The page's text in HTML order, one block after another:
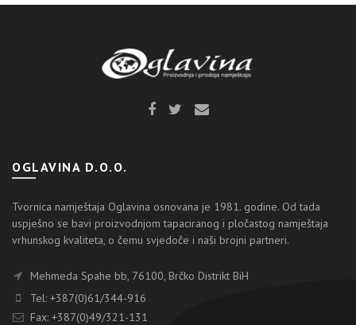
OGLAVINA D.O.O.
Tvornica namještaja Oglavina osnovana je 1981. godine. Od tada
uspješno se bavi proizvodnjom tapaciranog i pločastog namještaja
vrhunskog kvaliteta, o čemu svjedoče i naši brojni partneri.
Mehmeda Spahe bb, 76100, Brčko Distrikt BiH
Tel: +387(0)61/344-916
Fax: +387(0)49/321-131